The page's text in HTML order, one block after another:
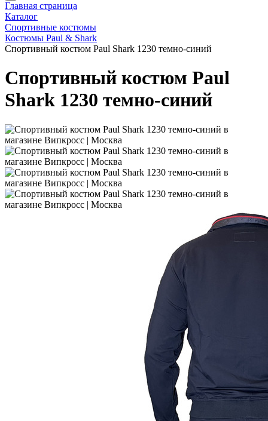
Главная страница
Каталог
Спортивные костюмы
Костюмы Paul & Shark
Спортивный костюм Paul Shark 1230 темно-синий
Спортивный костюм Paul
Shark 1230 темно-синий